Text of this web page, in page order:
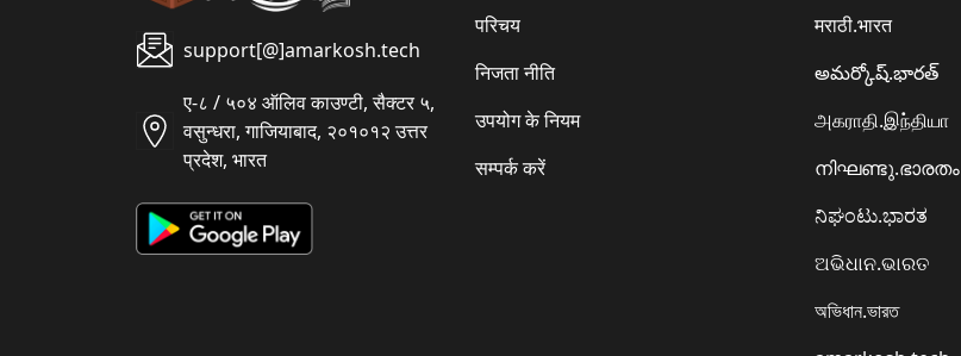
support[@]amarkosh.tech
ए-८ / ५०४ ऑलिव काउण्टी, सैक्टर ५,
वसुन्धरा, गाजियाबाद, २०१०१२ उत्तर
प्रदेश, भारत
परिचय
निजता नीति
उपयोग के नियम
सम्पर्क करें
मराठी.भारत
అమర్కోష్.భారత్
அகராதி.இந்தியா
നിഘണ്ടു.ഭാരതം
ನಿಘಂಟು.ಭಾರತ
ଅଭିଧାନ.ଭାରତ
অভিধান.ভারত